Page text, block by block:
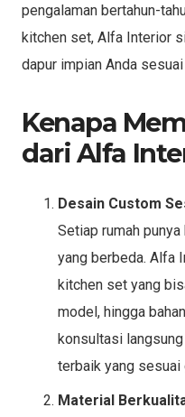
pengalaman bertahun-
kitchen set, Alfa Interior
dapur impian Anda
Kenapa
dari Alfa
Desain Custom
Setiap rumah
yang berbeda. Alfa
kitchen set yang
model, hingga
konsultasi
terbaik yang sesuai
Material